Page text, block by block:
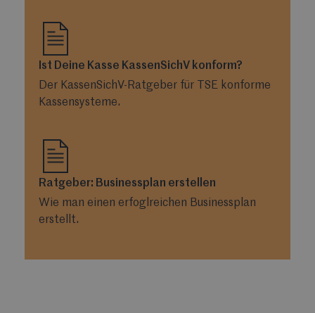
Ist Deine Kasse KassenSichV konform?
Der KassenSichV-Ratgeber für TSE konforme
Kassensysteme.
Ratgeber: Businessplan erstellen
Wie man einen erfoglreichen Businessplan
erstellt.